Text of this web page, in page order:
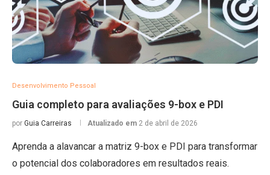
Desenvolvimento Pessoal
Guia completo para avaliações 9-box e PDI
por Guia Carreiras Atualizado em 2 de abril de 2026
Aprenda a alavancar a matriz 9-box e PDI para transformar
o potencial dos colaboradores em resultados reais.